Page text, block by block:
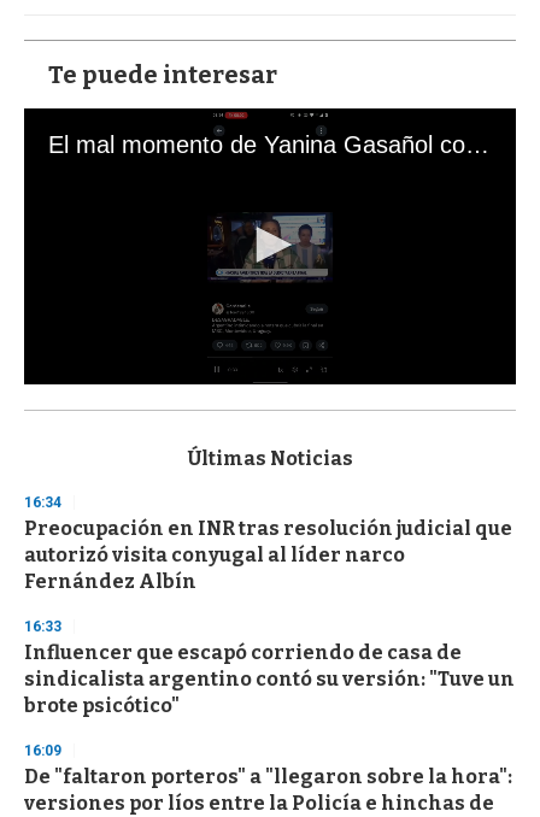
Te puede interesar
El mal momento de Yanina Gasañol con un hincha argentino en "Subrayado"
s
d
s
o
f
3
s
e
c
o
n
Últimas Noticias
16:34
Preocupación en INR tras resolución judicial que
autorizó visita conyugal al líder narco
Fernández Albín
16:33
Influencer que escapó corriendo de casa de
sindicalista argentino contó su versión: "Tuve un
brote psicótico"
16:09
De "faltaron porteros" a "llegaron sobre la hora":
versiones por líos entre la Policía e hinchas de